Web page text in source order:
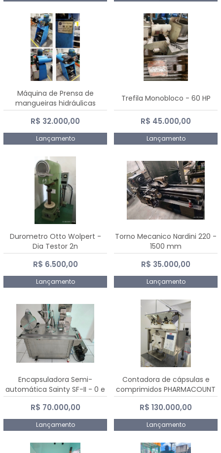
Máquina de Prensa de
mangueiras hidráulicas
PE50TF - 2017
R$ 32.000,00
Lançamento
Trefila Monobloco - 60 HP
R$ 45.000,00
Lançamento
Durometro Otto Wolpert -
Dia Testor 2n
R$ 6.500,00
Lançamento
Torno Mecanico Nardini 220 -
1500 mm
R$ 35.000,00
Lançamento
Encapsuladora Semi-
automática Sainty SF-II - 0 e
00
R$ 70.000,00
Lançamento
Contadora de cápsulas e
comprimidos PHARMACOUNT
- 2-2R3
R$ 130.000,00
Lançamento